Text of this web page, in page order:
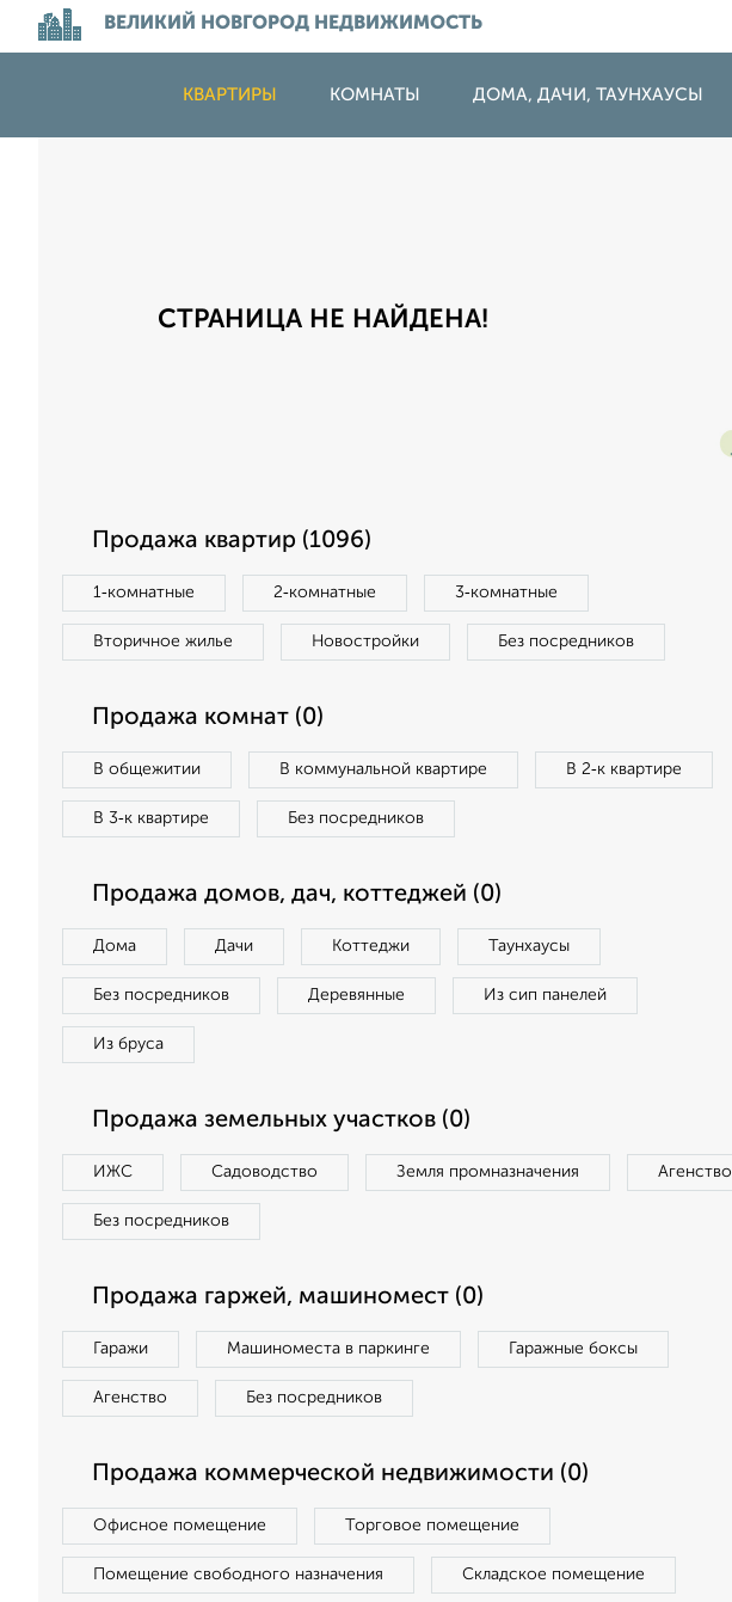
ВЕЛИКИЙ НОВГОРОД НЕДВИЖИМОСТЬ
КВАРТИРЫ КОМНАТЫ ДОМА, ДАЧИ, ТАУНХАУСЫ
СТРАНИЦА НЕ НАЙДЕНА!
Продажа квартир (1096)
1‑комнатные 2‑комнатные 3‑комнатные
Вторичное жилье Новостройки Без посредников
Продажа комнат (0)
В общежитии В коммунальной квартире В 2‑к квартире
В 3‑к квартире Без посредников
Продажа домов, дач, коттеджей (0)
Дома Дачи Коттеджи Таунхаусы
Без посредников Деревянные Из сип панелей
Из бруса
Продажа земельных участков (0)
ИЖС Садоводство Земля промназначения Агенство
Без посредников
Продажа гаржей, машиномест (0)
Гаражи Машиноместа в паркинге Гаражные боксы
Агенство Без посредников
Продажа коммерческой недвижимости (0)
Офисное помещение Торговое помещение
Помещение свободного назначения Складское помещение